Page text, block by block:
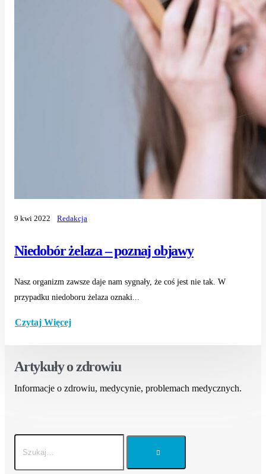
Niedobór żelaza – poznaj objawy
9 kwi 2022 Redakcja
Nasz organizm zawsze daje nam sygnały, że coś jest nie tak. W
przypadku niedoboru żelaza oznaki...
Czytaj Więcej
Artykuły o zdrowiu
Informacje o zdrowiu, medycynie, problemach medycznych.